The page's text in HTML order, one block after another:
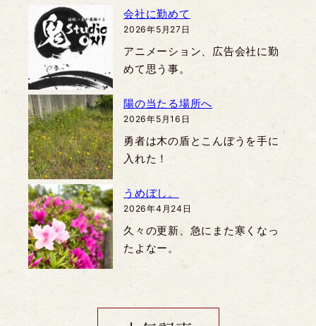
会社に勤めて
2026年5月27日
アニメーション、広告会社に勤
めて思う事。
陽の当たる場所へ
2026年5月16日
勇者は木の盾とこんぼうを手に
入れた！
うめぼし。
2026年4月24日
久々の更新、急にまた寒くなっ
たよなー。